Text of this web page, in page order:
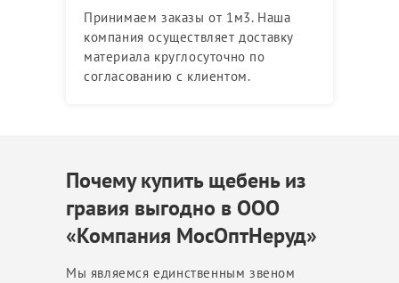
Принимаем заказы от 1м3. Наша
компания осуществляет доставку
материала круглосуточно по
согласованию с клиентом.
Почему купить щебень из
гравия выгодно в ООО
«Компания МосОптНеруд»
Мы являемся единственным звеном